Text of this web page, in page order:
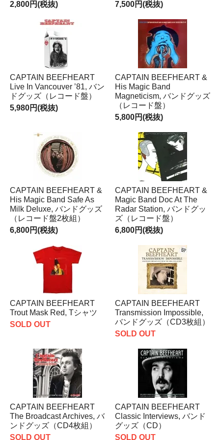
2,800円(税抜) 7,500円(税抜)
CAPTAIN BEEFHEART
Live In Vancouver ’81, バン
ドグッズ（レコード盤）
5,980円(税抜)
CAPTAIN BEEFHEART &
His Magic Band
Magneticism, バンドグッズ
（レコード盤）
5,800円(税抜)
CAPTAIN BEEFHEART &
His Magic Band Safe As
Milk Deluxe, バンドグッズ
（レコード盤2枚組）
6,800円(税抜)
CAPTAIN BEEFHEART &
Magic Band Doc At The
Radar Station, バンドグッ
ズ（レコード盤）
6,800円(税抜)
CAPTAIN BEEFHEART
Trout Mask Red, Tシャツ
SOLD OUT
CAPTAIN BEEFHEART
Transmission Impossible,
バンドグッズ（CD3枚組）
SOLD OUT
CAPTAIN BEEFHEART
The Broadcast Archives, バ
ンドグッズ（CD4枚組）
SOLD OUT
CAPTAIN BEEFHEART
Classic Interviews, バンド
グッズ（CD）
SOLD OUT